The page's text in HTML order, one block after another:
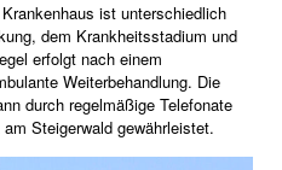
ist unterschiedlich
dem Krankheitsstadium und
erfolgt nach einem
Weiterbehandlung. Die
durch regelmäßige Telefonate
Steigerwald gewährleistet.